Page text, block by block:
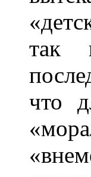
так
что